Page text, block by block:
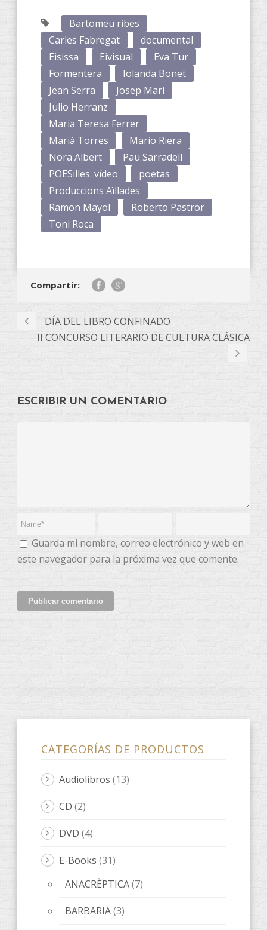
Bartomeu ribes
Carles Fabregat
documental
Eisissa
Eivisual
Eva Tur
Formentera
Iolanda Bonet
Jean Serra
Josep Marí
Julio Herranz
Maria Teresa Ferrer
Marià Torres
Mario Riera
Nora Albert
Pau Sarradell
POESilles. vídeo
poetas
Produccions Aïllades
Ramon Mayol
Roberto Pastror
Toni Roca
Compartir:
DÍA DEL LIBRO CONFINADO
II CONCURSO LITERARIO DE CULTURA CLÁSICA
ESCRIBIR UN COMENTARIO
Guarda mi nombre, correo electrónico y web en
este navegador para la próxima vez que comente.
CATEGORÍAS DE PRODUCTOS
Audiolibros (13)
CD (2)
DVD (4)
E-Books (31)
ANACRÈPTICA(7)
BARBARIA(3)